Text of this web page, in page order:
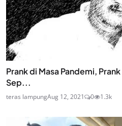
Prank di Masa Pandemi,
Sep...
teras lampungAug 12, 2021 0 1.3k